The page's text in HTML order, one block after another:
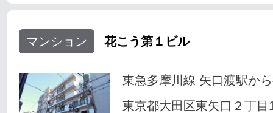
マンション 花こう第１ビル
東急多摩川線 矢口渡駅か
東京都大田区東矢口２丁目